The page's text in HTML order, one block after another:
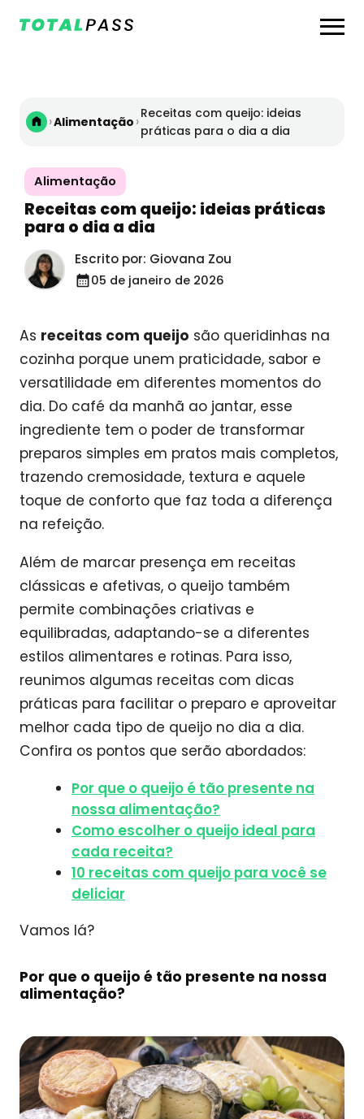
›Alimentação ›Receitas com queijo: ideias
práticas para o dia a dia
Alimentação
Receitas com queijo: ideias práticas
para o dia a dia
Escrito por: Giovana Zou
05 de janeiro de 2026
As receitas com queijo são queridinhas na
cozinha porque unem praticidade, sabor e
versatilidade em diferentes momentos do
dia. Do café da manhã ao jantar, esse
ingrediente tem o poder de transformar
preparos simples em pratos mais completos,
trazendo cremosidade, textura e aquele
toque de conforto que faz toda a diferença
na refeição.
Além de marcar presença em receitas
clássicas e afetivas, o queijo também
permite combinações criativas e
equilibradas, adaptando-se a diferentes
estilos alimentares e rotinas. Para isso,
reunimos algumas receitas com dicas
práticas para facilitar o preparo e aproveitar
melhor cada tipo de queijo no dia a dia.
Confira os pontos que serão abordados:
Por que o queijo é tão presente na
nossa alimentação?
Como escolher o queijo ideal para
cada receita?
10 receitas com queijo para você se
deliciar
Vamos lá?
Por que o queijo é tão presente na nossa
alimentação?